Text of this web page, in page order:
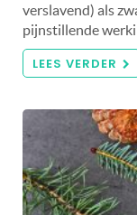
verslavend) als
pijnstillende
LEES VERDER